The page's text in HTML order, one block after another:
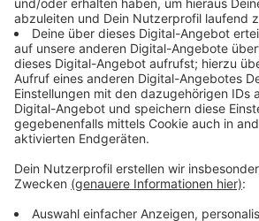
Veröffentlicht:Montag, 18.11.2019 15:50
Anzeige
Anzeige